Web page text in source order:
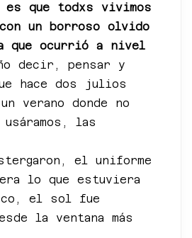
es que todxs vivimos
un borroso olvido
que ocurrió a nivel
decir, pensar y
hace dos julios
verano donde no
usáramos, las
el uniforme
lo que estuviera
el sol fue
la ventana más